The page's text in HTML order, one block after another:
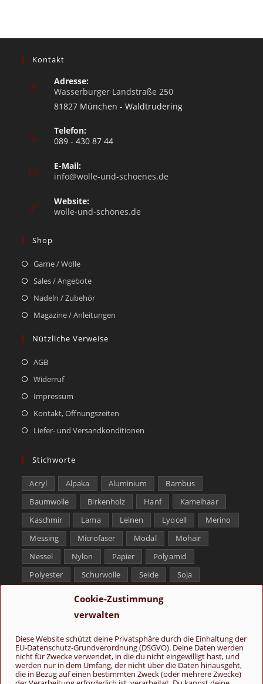
Cookie-Zustimmung
verwalten
Diese Website schützt deine Privatsphäre durch die Einhaltung der
EU-Datenschutz-Grundverordnung (DSGVO). Deine Daten werden
nicht für Zwecke verwendet, in die du nicht eingewilligt hast, und
werden nur in dem Umfang, der nicht über die Daten hinausgeht,
die in Bezug auf einen bestimmten Zweck (oder mehrere Zwecke)
Kontakt
Adresse:
Wasserburger Landstraße 250
81827 München - Waldtrudering
Telefon:
089 - 430 87 44
E-Mail:
info@wolle-und-schoenes.de
Website:
wolle-und-schönes.de
Shop
Garne / Wolle
Sales / Angebote
Nadeln / Zubehör
Magazine / Anleitungen
Nützliche Verweise
AGB
Widerruf
Impressum
Kontakt, Öffnungszeiten
Liefer- und Versandkonditionen
Stichworte
Acryl Alpaka Aluminium
Bambus
Baumwolle
Birkenholz Hanf
Kamelhaar
Kaschmir
Lama Leinen Lyocell
Merino
Messing
Microfaser Modal
Mohair
Nessel
Nylon Papier
Polyamid
Polyester
Schurwolle Seide
Soja
Tencel
Yak
Folge uns